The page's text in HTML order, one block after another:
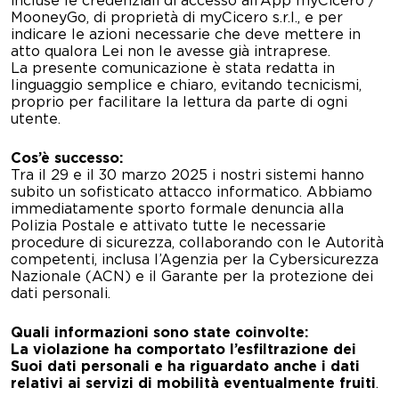
MooneyGo, di proprietà di myCicero s.r.l., e per
indicare le azioni necessarie che deve mettere in
atto qualora Lei non le avesse già intraprese.
La presente comunicazione è stata redatta in
linguaggio semplice e chiaro, evitando tecnicismi,
proprio per facilitare la lettura da parte di ogni
utente.
Cos’è successo:
Tra il 29 e il 30 marzo 2025 i nostri sistemi hanno
subito un sofisticato attacco informatico. Abbiamo
immediatamente sporto formale denuncia alla
Polizia Postale e attivato tutte le necessarie
procedure di sicurezza, collaborando con le Autorità
competenti, inclusa l’Agenzia per la Cybersicurezza
Nazionale (ACN) e il Garante per la protezione dei
dati personali.
Quali informazioni sono state coinvolte:
La violazione ha comportato l’esfiltrazione dei
Suoi dati personali e ha riguardato anche i dati
relativi ai servizi di mobilità eventualmente fruiti.